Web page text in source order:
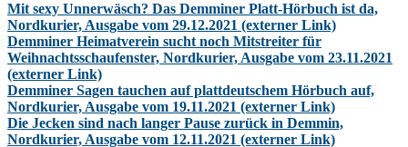
Mit sexy Unnerwäsch? Das Demminer Platt-Hörbuch ist da,
Nordkurier, Ausgabe vom 29.12.2021 (externer Link)
Demminer Heimatverein sucht noch Mitstreiter für
Weihnachtsschaufenster, Nordkurier, Ausgabe vom 23.11.2021
(externer Link)
Demminer Sagen tauchen auf plattdeutschem Hörbuch auf,
Nordkurier, Ausgabe vom 19.11.2021 (externer Link)
Die Jecken sind nach langer Pause zurück in Demmin,
Nordkurier, Ausgabe vom 12.11.2021 (externer Link)